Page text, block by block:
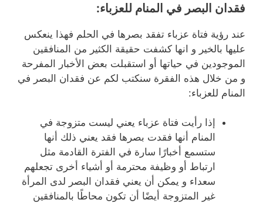
فقدان البصر في المنام للعزباء:
عند رؤية فتاة عزباء تفقد بصرها في الحلم فهذا ينعكس
عليها بالخير و انها كشفت حقيقة الكثير من المنافقين
الموجودين في حياتها أو استقبلت بعض الأخبار المفرحة
و من خلال هذه الفقرة سنكتب لكم عن فقدان البصر في
المنام للعزباء:
إذا رأيت فتاة عزباء يعني ليست متزوجة في
المنام أنها فقدت بصرها فقد يعني ذلك أنها
ستسمع أخبارًا سارة في الفترة القادمة مثل
ارتباط أو وظيفة محترمة أو أشياء أخرى تجعلهم
سعداء و يمكن أن يعني فقدان البصر لدى المرأة
غير المتزوجة أيضًا أن تكون محاطًا بالمنافقين